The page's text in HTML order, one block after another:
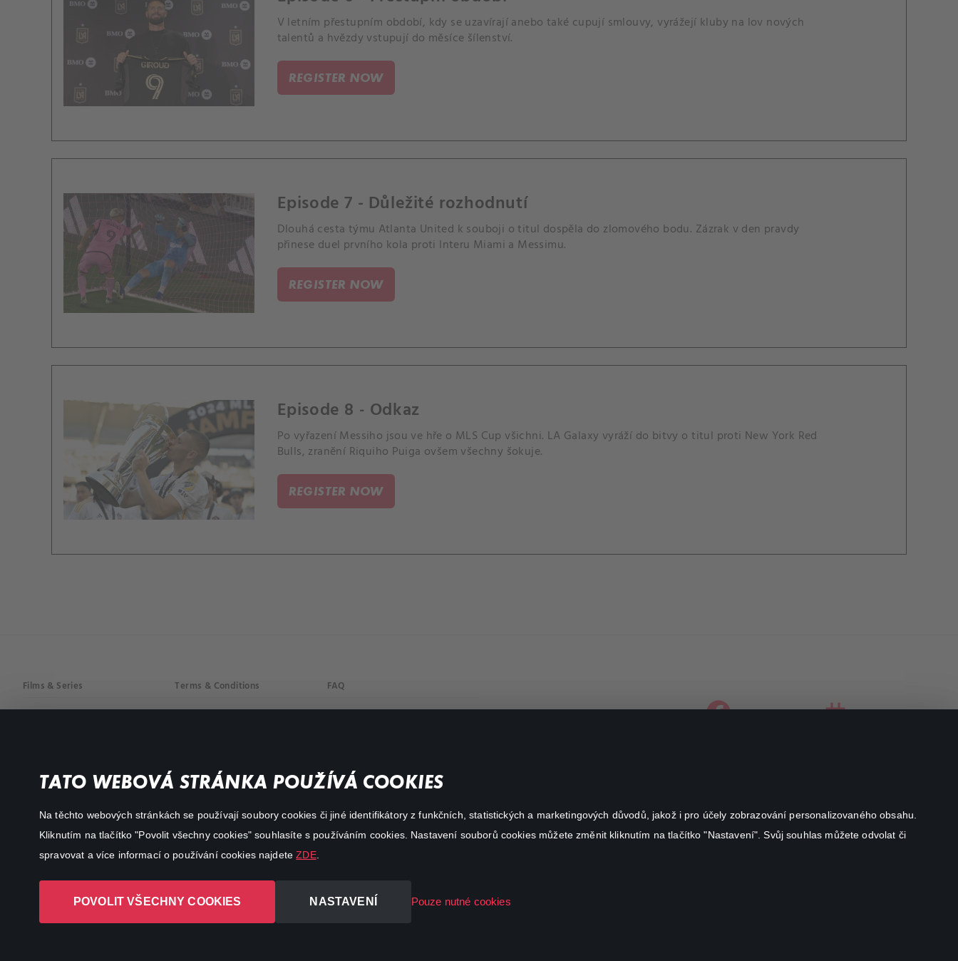
TATO WEBOVÁ STRÁNKA POUŽÍVÁ COOKIES
Na těchto webových stránkách se používají soubory cookies či jiné identifikátory z funkčních, statistických a marketingových důvodů, jakož i pro účely zobrazování personalizovaného obsahu.
Kliknutím na tlačítko "Povolit všechny cookies" souhlasíte s používáním cookies. Nastavení souborů cookies můžete změnit kliknutím na tlačítko "Nastavení". Svůj souhlas můžete odvolat či
spravovat a více informací o používání cookies najdeteZDE.
POVOLIT VŠECHNY COOKIES NASTAVENÍ Pouze nutné cookies
V letním přestupním období, kdy se uzavírají anebo také cupují smlouvy, vyrážejí kluby na lov nových
talentů a hvězdy vstupují do měsíce šílenství.
REGISTER NOW
Episode 7 - Důležité rozhodnutí
Dlouhá cesta týmu Atlanta United k souboji o titul dospěla do zlomového bodu. Zázrak v den pravdy
přinese duel prvního kola proti Interu Miami a Messimu.
REGISTER NOW
Episode 8 - Odkaz
Po vyřazení Messiho jsou ve hře o MLS Cup všichni. LA Galaxy vyráží do bitvy o titul proti New York Red
Bulls, zranění Riquiho Puiga ovšem všechny šokuje.
REGISTER NOW
Films & Series
Action
Terms & Conditions FAQ
facebookinstagram
Canal+ Luxembourg S. à r.l. se sídlem Rue Albert Borschette 4,